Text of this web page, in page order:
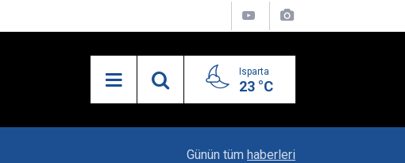
Isparta
23 °C
Vali Erin: Bu İşin Kenarında Olanlara Bile Bu
Günün tüm haberleri